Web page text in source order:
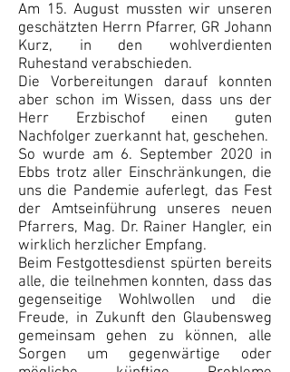
Am 15. August mussten wir unseren
geschätzten Herrn Pfarrer, GR Johann
Kurz, in den wohlverdienten
Ruhestand verabschieden.
Die Vorbereitungen darauf konnten
aber schon im Wissen, dass uns der
Herr Erzbischof einen guten
Nachfolger zuerkannt hat, geschehen.
So wurde am 6. September 2020 in
Ebbs trotz aller Einschränkungen, die
uns die Pandemie auferlegt, das Fest
der Amtseinführung unseres neuen
Pfarrers, Mag. Dr. Rainer Hangler, ein
wirklich herzlicher Empfang.
Beim Festgottesdienst spürten bereits
alle, die teilnehmen konnten, dass das
gegenseitige Wohlwollen und die
Freude, in Zukunft den Glaubensweg
gemeinsam gehen zu können, alle
Sorgen um gegenwärtige oder